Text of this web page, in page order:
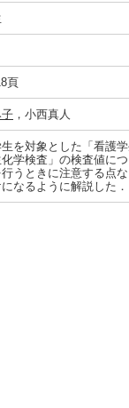
頁
，小西真人
を対象とした「看護
学検査」の検査値に
うときに注意する点
なるように解説した．